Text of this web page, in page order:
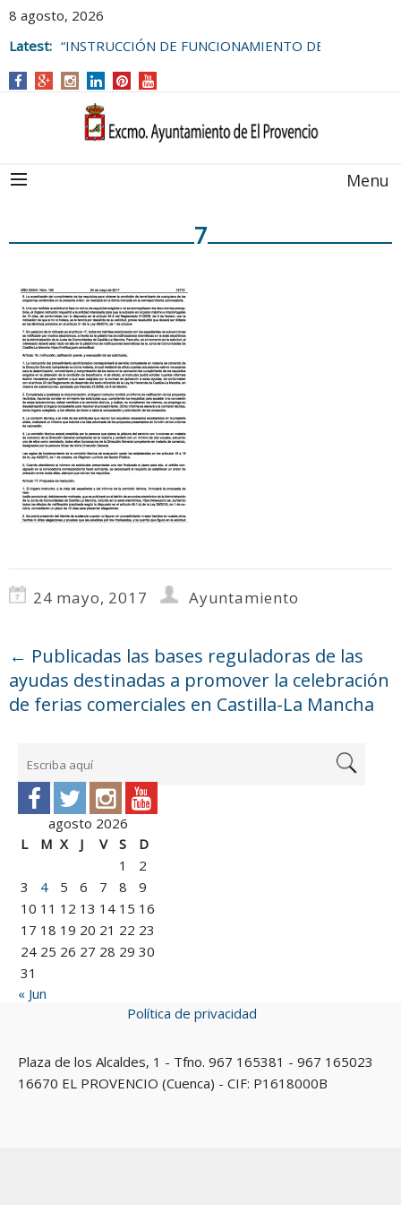
8 agosto, 2026
Latest: “INSTRUCCIÓN DE FUNCIONAMIENTO DE
AYUNTAMIENTO DE EL PROVENCIO
Menu
7
24 mayo, 2017 Ayuntamiento
← Publicadas las bases reguladoras de las
ayudas destinadas a promover la celebración
de ferias comerciales en Castilla-La Mancha
agosto 2026
L
M X J V S
D
1
2
3
4 5 6 7 8
9
10 11 12 13 14 15 16
17 18 19 20 21 22 23
24 25 26 27 28 29 30
31
« Jun
Política de privacidad
Plaza de los Alcaldes, 1 - Tfno. 967 165381 - 967 165023
16670 EL PROVENCIO (Cuenca) - CIF: P1618000B